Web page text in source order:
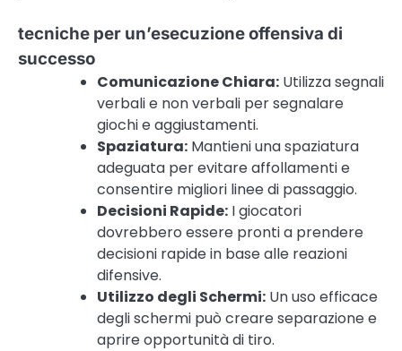
tecniche per un’esecuzione offensiva di
successo
Comunicazione Chiara: Utilizza segnali
verbali e non verbali per segnalare
giochi e aggiustamenti.
Spaziatura: Mantieni una spaziatura
adeguata per evitare affollamenti e
consentire migliori linee di passaggio.
Decisioni Rapide: I giocatori
dovrebbero essere pronti a prendere
decisioni rapide in base alle reazioni
difensive.
Utilizzo degli Schermi: Un uso efficace
degli schermi può creare separazione e
aprire opportunità di tiro.